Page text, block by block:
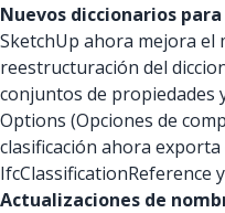
Nuevos diccionarios
SketchUp ahora mejora el
reestructuración del
conjuntos de propiedades
Options (Opciones de
clasificación ahora
IfcClassificationReference
Actualizaciones de